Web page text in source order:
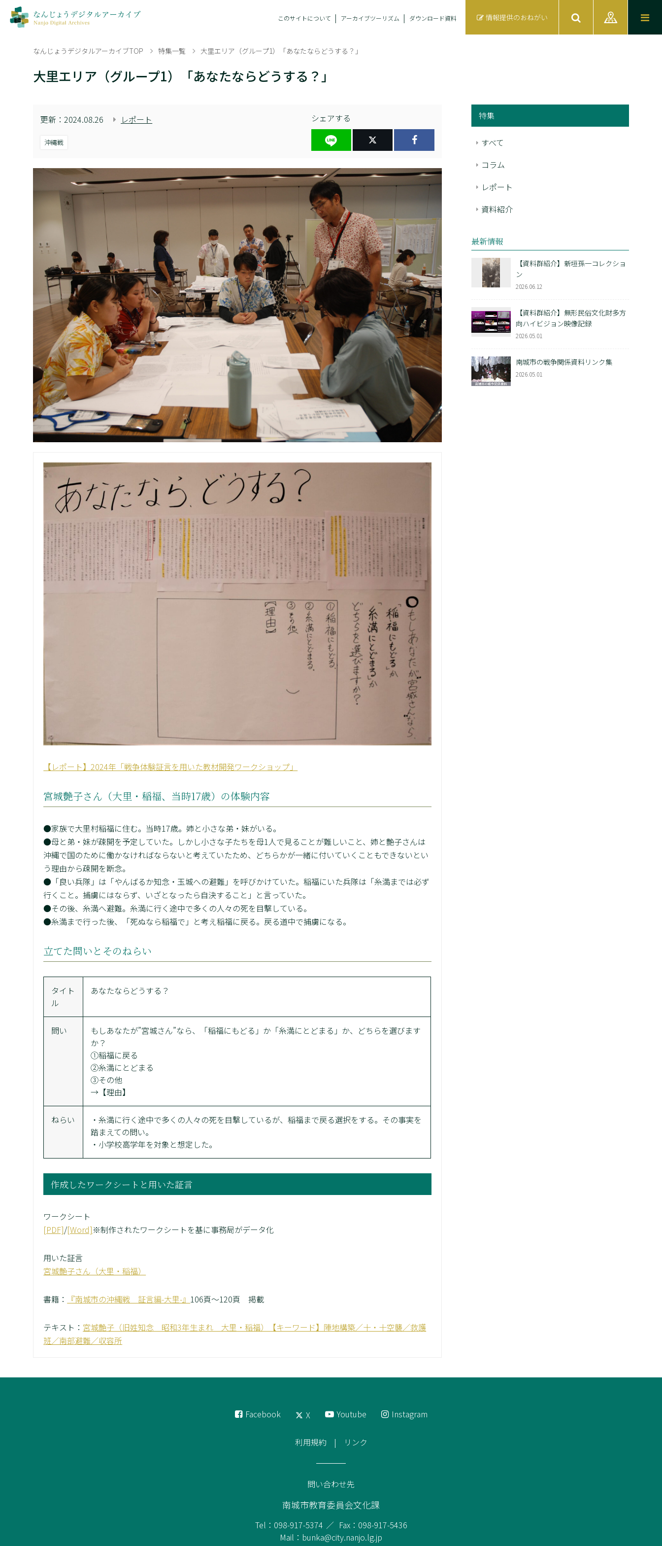
このサイトについて アーカイブツーリズム ダウンロード資料 情報提供のおねがい
なんじょうデジタルアーカイブTOP 特集一覧 大里エリア（グループ1）「あなたならどうする？」
大里エリア（グループ1）「あなたならどうする？」
更新：2024.08.26 レポート
沖縄戦
シェアする
【レポート】2024年「戦争体験証言を用いた教材開発ワークショップ」
宮城艶子さん（大里・稲福、当時17歳）の体験内容
●家族で大里村稲福に住む。当時17歳。姉と小さな弟・妹がいる。
●母と弟・妹が疎開を予定していた。しかし小さな子たちを母1人で見ることが難しいこと、姉と艶子さんは
沖縄で国のために働かなければならないと考えていたため、どちらかが一緒に付いていくこともできないとい
う理由から疎開を断念。
●「良い兵隊」は「やんばるか知念・玉城への避難」を呼びかけていた。稲福にいた兵隊は「糸満までは必ず
行くこと。捕虜にはならず、いざとなったら自決すること」と言っていた。
●その後、糸満へ避難。糸満に行く途中で多くの人々の死を目撃している。
●糸満まで行った後、「死ぬなら稲福で」と考え稲福に戻る。戻る道中で捕虜になる。
立てた問いとそのねらい
タイト
ル
あなたならどうする？
問い
もしあなたが”宮城さん”なら、「稲福にもどる」か「糸満にとどまる」か、どちらを選びます
か？
①稲福に戻る
②糸満にとどまる
③その他
→【理由】
ねらい
・糸満に行く途中で多くの人々の死を目撃しているが、稲福まで戻る選択をする。その事実を
踏まえての問い。
・小学校高学年を対象と想定した。
作成したワークシートと用いた証言
ワークシート
[PDF]/[Word]※制作されたワークシートを基に事務局がデータ化
用いた証言
宮城艶子さん（大里・稲福）
書籍： 『南城市の沖縄戦 証言編-大里-』 106頁～120頁 掲載
テキスト： 宮城艶子（旧姓知念 昭和3年生まれ 大里・稲福）【キーワード】陣地構築／十・十空襲／救護
班／南部避難／収容所
特集
すべて
コラム
レポート
資料紹介
最新情報
【資料群紹介】新垣孫一コレクショ
ン
2026.06.12
【資料群紹介】無形民俗文化財多方
向ハイビジョン映像記録
2026.05.01
南城市の戦争関係資料リンク集
2026.05.01
Facebook X Youtube Instagram
利用規約 リンク
問い合わせ先
南城市教育委員会文化課
Tel：098-917-5374
Fax：098-917-5436
Mail：bunka@city.nanjo.lg.jp